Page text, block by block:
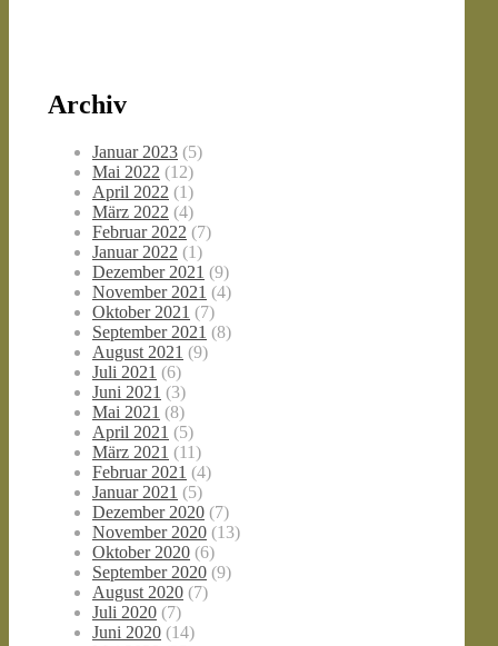
Archiv
Januar 2023 (5)
Mai 2022 (12)
April 2022 (1)
März 2022 (4)
Februar 2022 (7)
Januar 2022 (1)
Dezember 2021 (9)
November 2021 (4)
Oktober 2021 (7)
September 2021 (8)
August 2021 (9)
Juli 2021 (6)
Juni 2021 (3)
Mai 2021 (8)
April 2021 (5)
März 2021 (11)
Februar 2021 (4)
Januar 2021 (5)
Dezember 2020 (7)
November 2020 (13)
Oktober 2020 (6)
September 2020 (9)
August 2020 (7)
Juli 2020 (7)
Juni 2020 (14)